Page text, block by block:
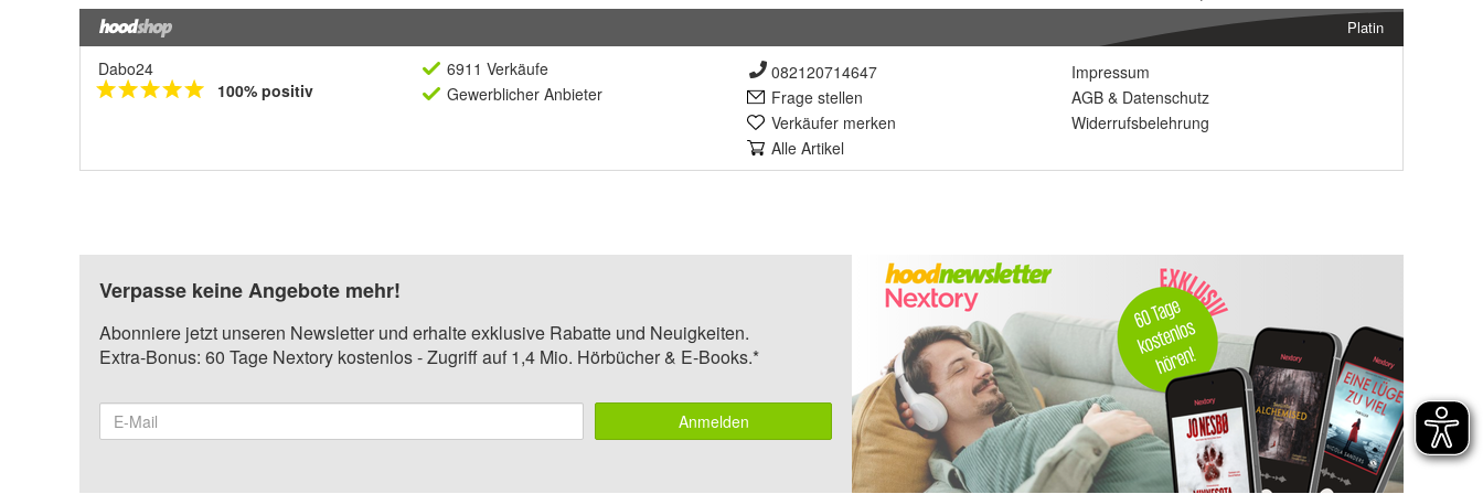
Platin
Dabo24
100% positiv
6911 Verkäufe
Gewerblicher Anbieter
082120714647
Frage stellen
Verkäufer merken
Alle Artikel
Impressum
AGB & Datenschutz
Widerrufsbelehrung
Verpasse keine Angebote mehr!
Abonniere jetzt unseren Newsletter und erhalte exklusive Rabatte und Neuigkeiten.
Extra-Bonus: 60 Tage Nextory kostenlos - Zugriff auf 1,4 Mio. Hörbücher & E-Books.*
Anmelden